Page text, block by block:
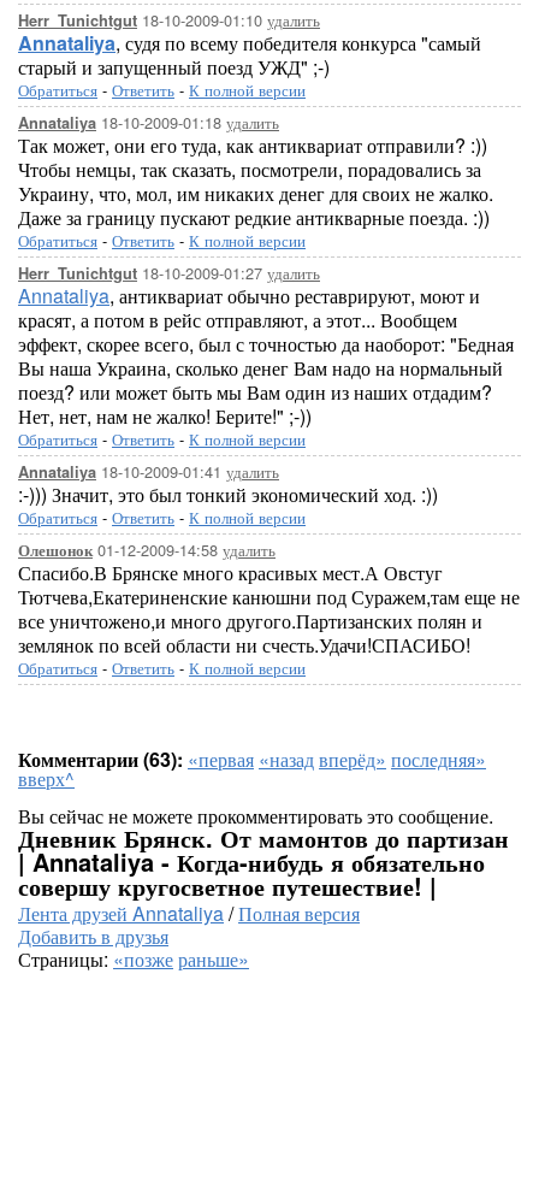
Herr_Tunichtgut 18-10-2009-01:10 удалить
Annataliya, судя по всему победителя конкурса "самый
старый и запущенный поезд УЖД" ;-)
Обратиться - Ответить - К полной версии
Annataliya 18-10-2009-01:18 удалить
Так может, они его туда, как антиквариат отправили? :))
Чтобы немцы, так сказать, посмотрели, порадовались за
Украину, что, мол, им никаких денег для своих не жалко.
Даже за границу пускают редкие антикварные поезда. :))
Обратиться - Ответить - К полной версии
Herr_Tunichtgut 18-10-2009-01:27 удалить
Annataliya, антиквариат обычно реставрируют, моют и
красят, а потом в рейс отправляют, а этот... Вообщем
эффект, скорее всего, был с точностью да наоборот: "Бедная
Вы наша Украина, сколько денег Вам надо на нормальный
поезд? или может быть мы Вам один из наших отдадим?
Нет, нет, нам не жалко! Берите!" ;-))
Обратиться - Ответить - К полной версии
Annataliya 18-10-2009-01:41 удалить
:-))) Значит, это был тонкий экономический ход. :))
Обратиться - Ответить - К полной версии
Олешонок01-12-2009-14:58 удалить
Спасибо.В Брянске много красивых мест.А Овстуг
Тютчева,Екатериненские канюшни под Суражем,там еще не
все уничтожено,и много другого.Партизанских полян и
землянок по всей области ни счесть.Удачи!СПАСИБО!
Обратиться - Ответить - К полной версии
Комментарии (63): «первая «назадвперёд» последняя»
вверх^
Вы сейчас не можете прокомментировать это сообщение.
Дневник Брянск. От мамонтов до партизан
| Annataliya - Когда-нибудь я обязательно
совершу кругосветное путешествие! |
Лента друзей Annataliya/Полная версия
Добавить в друзья
Страницы: «позжераньше»